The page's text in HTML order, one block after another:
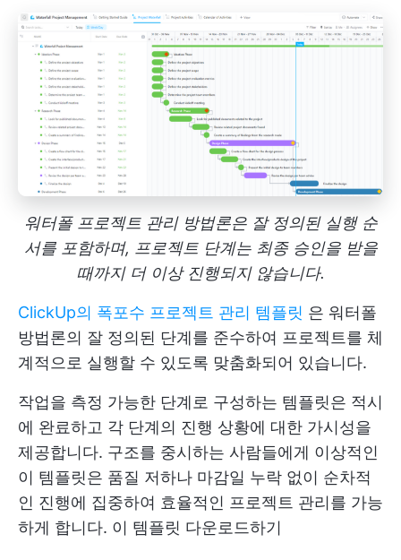
워터폴 프로젝트 관리 방법론은 잘 정의된 실행 순
서를 포함하며, 프로젝트 단계는 최종 승인을 받을
때까지 더 이상 진행되지 않습니다.
ClickUp의 폭포수 프로젝트 관리 템플릿 은 워터폴
방법론의 잘 정의된 단계를 준수하여 프로젝트를 체
계적으로 실행할 수 있도록 맞춤화되어 있습니다.
작업을 측정 가능한 단계로 구성하는 템플릿은 적시
에 완료하고 각 단계의 진행 상황에 대한 가시성을
제공합니다. 구조를 중시하는 사람들에게 이상적인
이 템플릿은 품질 저하나 마감일 누락 없이 순차적
인 진행에 집중하여 효율적인 프로젝트 관리를 가능
하게 합니다. 이 템플릿 다운로드하기